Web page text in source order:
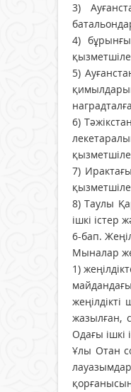
3)
4)
5)
6)
7)
8) Таулы
іш­кі іс­тер
6-бап.
Мыналар
1)
жеңiлдiкті
жазылған,
Одағы iшкi
Ұлы Отан